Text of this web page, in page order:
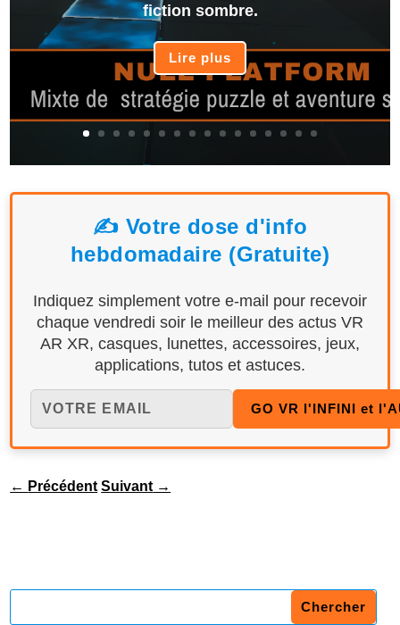
fiction sombre.
Lire plus
✍️ Votre dose d'info
hebdomadaire (Gratuite)
Indiquez simplement votre e-mail pour recevoir
chaque vendredi soir le meilleur des actus VR
AR XR, casques, lunettes, accessoires, jeux,
applications, tutos et astuces.
← Précédent Suivant →